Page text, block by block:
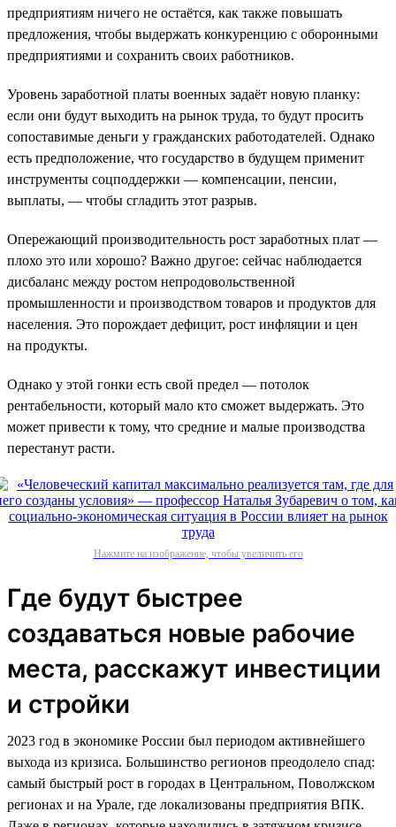
предприятиям ничего не остаётся, как также повышать
предложения, чтобы выдержать конкуренцию с оборонными
предприятиями и сохранить своих работников.
Уровень заработной платы военных задаёт новую планку:
если они будут выходить на рынок труда, то будут просить
сопоставимые деньги у гражданских работодателей. Однако
есть предположение, что государство в будущем применит
инструменты соцподдержки — компенсации, пенсии,
выплаты, — чтобы сгладить этот разрыв.
Опережающий производительность рост заработных плат —
плохо это или хорошо? Важно другое: сейчас наблюдается
дисбаланс между ростом непродовольственной
промышленности и производством товаров и продуктов для
населения. Это порождает дефицит, рост инфляции и цен
на продукты.
Однако у этой гонки есть свой предел — потолок
рентабельности, который мало кто сможет выдержать. Это
может привести к тому, что средние и малые производства
перестанут расти.
Нажмите на изображение, чтобы увеличить его
Где будут быстрее
создаваться новые рабочие
места, расскажут инвестиции
и стройки
2023 год в экономике России был периодом активнейшего
выхода из кризиса. Большинство регионов преодолело спад:
самый быстрый рост в городах в Центральном, Поволжском
регионах и на Урале, где локализованы предприятия ВПК.